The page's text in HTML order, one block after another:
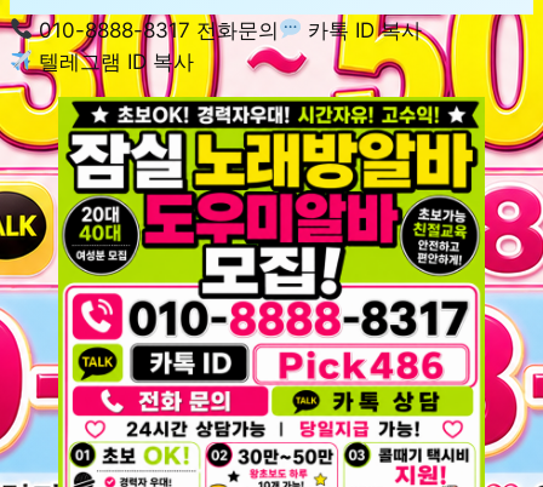
010-8888-8317 전화문의
카톡 ID 복사
텔레그램 ID 복사